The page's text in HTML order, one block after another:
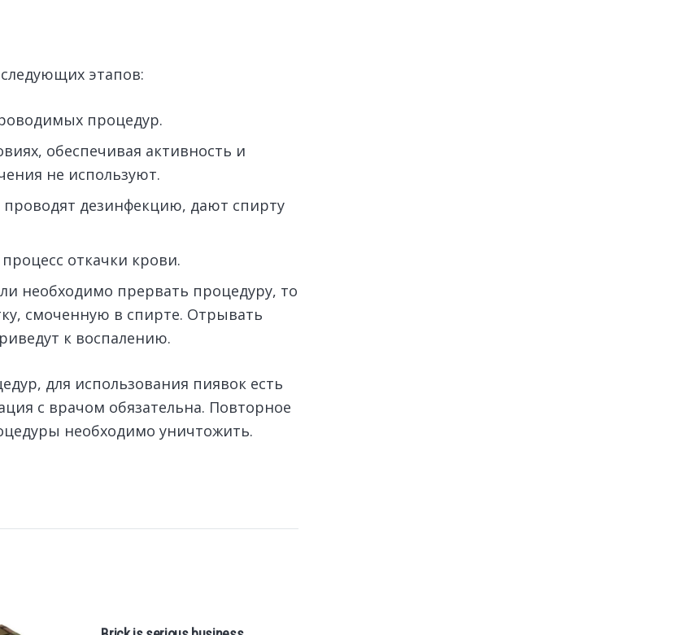
этапов:
процедур.
обеспечивая активность и
не используют.
проводят дезинфекцию, дают спирту
откачки крови.
необходимо прервать процедуру, то
смоченную в спирте. Отрывать
к воспалению.
для использования пиявок есть
с врачом обязательна. Повторное
необходимо уничтожить.